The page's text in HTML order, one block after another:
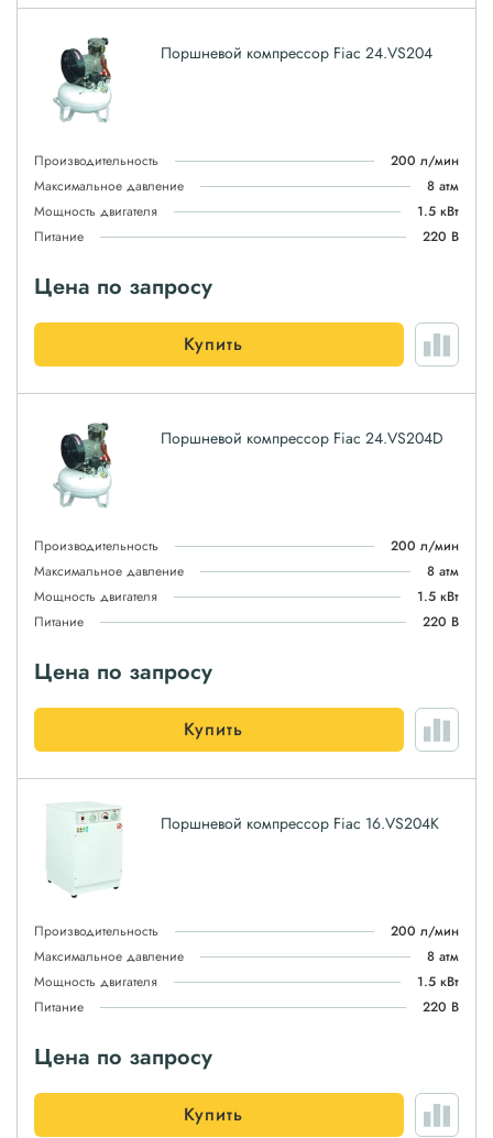
Поршневой компрессор Fiac 24.VS204
Производительность
200 л/мин
Максимальное давление
8 атм
Мощность двигателя
1.5 кВт
Питание
220 В
Цена по запросу
Купить
Поршневой компрессор Fiac 24.VS204D
Производительность
200 л/мин
Максимальное давление
8 атм
Мощность двигателя
1.5 кВт
Питание
220 В
Цена по запросу
Купить
Поршневой компрессор Fiac 16.VS204K
Производительность
200 л/мин
Максимальное давление
8 атм
Мощность двигателя
1.5 кВт
Питание
220 В
Цена по запросу
Купить